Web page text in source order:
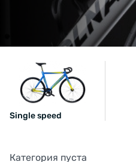
Single speed
Категория пуста